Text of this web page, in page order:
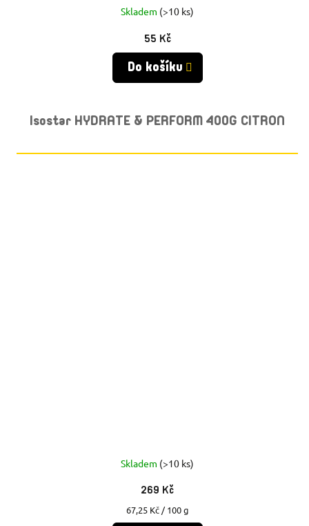
Skladem (>10 ks)
55 Kč
Do košíku
Isostar HYDRATE & PERFORM 400G CITRON
Skladem (>10 ks)
269 Kč
Měrná
cena:
67,25 Kč / 100 g